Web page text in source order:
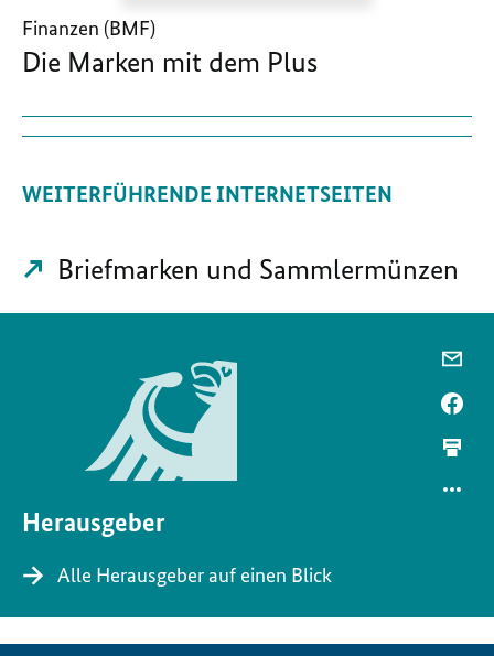
Finanzen (BMF)
Die Marken mit dem Plus
WEITERFÜHRENDE INTERNETSEITEN
Briefmarken und Sammlermünzen
Herausgeber
Alle Herausgeber auf einen Blick